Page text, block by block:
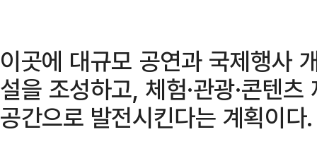
이곳에 대규모 공연과 국제행사
설을 조성하고, 체험·관광·콘텐
공간으로 발전시킨다는 계획이다.